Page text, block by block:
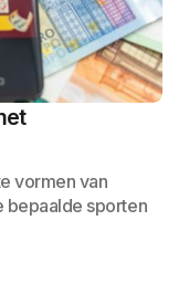
vormen van
bepaalde sporten